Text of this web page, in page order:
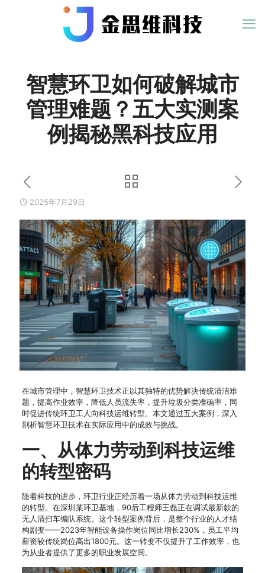
智慧环卫如何破解城市
管理难题？五大实测案
例揭秘黑科技应用
2025年7月29日
在城市管理中，智慧环卫技术正以其独特的优势解决传统清洁难
题，提高作业效率，降低人员流失率，提升垃圾分类准确率，同
时促进传统环卫工人向科技运维转型。本文通过五大案例，深入
剖析智慧环卫技术在实际应用中的成效与挑战。
一、从体力劳动到科技运维
的转型密码
随着科技的进步，环卫行业正经历着一场从体力劳动到科技运维
的转型。在深圳某环卫基地，90后工程师王磊正在调试最新款的
无人清扫车编队系统。这个转型案例背后，是整个行业的人才结
构剧变——2023年智能设备操作岗位同比增长230%，员工平均
薪资较传统岗位高出1800元。这一转变不仅提升了工作效率，也
为从业者提供了更多的职业发展空间。